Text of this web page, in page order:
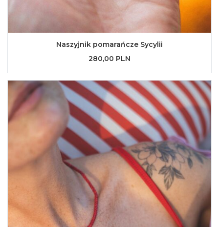
Naszyjnik pomarańcze Sycylii
280,00 PLN